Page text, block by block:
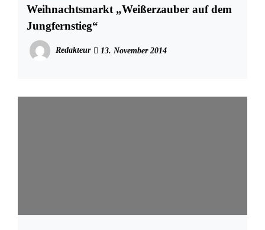
Weihnachtsmarkt „Weißerzauber auf dem
Jungfernstieg“
Redakteur 13. November 2014